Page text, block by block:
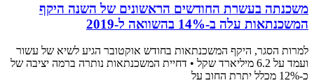
משכנתה בעשרת החודשים הראשונים של השנה היקף
המשכנתאות עלה ב-14% בהשוואה ל-2019
למרות הסגר, היקף המשכנתאות בחודש אוקטובר הגיע לשיא של עשור
ועמד על 6.2 מיליארד שקל • דחיית המשכנתאות נותרה ברמה יציבה של
כ-12% מכלל יתרת החוב על